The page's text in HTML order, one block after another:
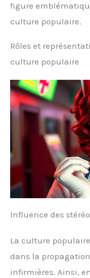
figure
culture populaire.
Rôles et
culture populaire
Influence des
La culture
dans la
infirmières. Ainsi,